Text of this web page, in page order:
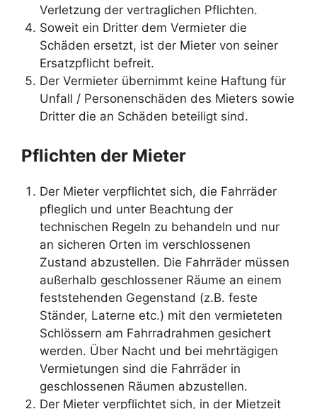
Verletzung der vertraglichen Pflichten.
Soweit ein Dritter dem Vermieter die
Schäden ersetzt, ist der Mieter von seiner
Ersatzpflicht befreit.
Der Vermieter übernimmt keine Haftung für
Unfall / Personenschäden des Mieters sowie
Dritter die an Schäden beteiligt sind.
Pflichten der Mieter
Der Mieter verpflichtet sich, die Fahrräder
pfleglich und unter Beachtung der
technischen Regeln zu behandeln und nur
an sicheren Orten im verschlossenen
Zustand abzustellen. Die Fahrräder müssen
außerhalb geschlossener Räume an einem
feststehenden Gegenstand (z.B. feste
Ständer, Laterne etc.) mit den vermieteten
Schlössern am Fahrradrahmen gesichert
werden. Über Nacht und bei mehrtägigen
Vermietungen sind die Fahrräder in
geschlossenen Räumen abzustellen.
Der Mieter verpflichtet sich, in der Mietzeit